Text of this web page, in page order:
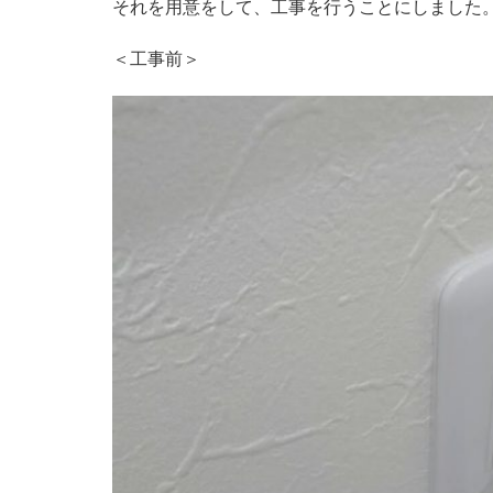
それを用意をして、工事を行うことにしました
＜工事前＞